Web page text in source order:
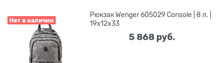
Нет в наличии
Рюкзак Wenger 605029 Console | 8 л. |
19x12x33
5 868 руб.